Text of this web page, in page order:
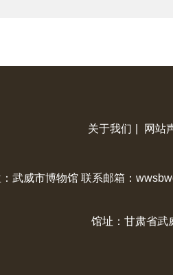
关于我们 网站
武威市博物馆 联系邮箱：
馆址：甘肃省武